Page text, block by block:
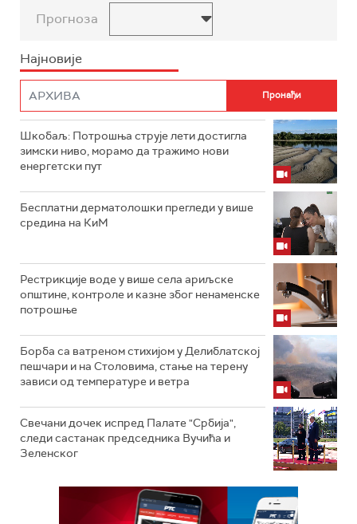
Прогноза
Најновије
Шкобаљ: Потрошња струје лети достигла
зимски ниво, морамо да тражимо нови
енергетски пут
Бесплатни дерматолошки прегледи у више
средина на КиМ
Рестрикције воде у више села ариљске
општине, контроле и казне због ненаменске
потрошње
Борба са ватреном стихијом у Делиблатској
пешчари и на Столовима, стање на терену
зависи од температуре и ветра
Свечани дочек испред Палате "Србија",
следи састанак председника Вучића и
Зеленског